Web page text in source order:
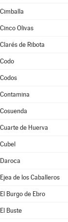
Cimballa
Cinco Olivas
Clarés de Ribota
Codo
Codos
Contamina
Cosuenda
Cuarte de Huerva
Cubel
Daroca
Ejea de los Caballeros
El Burgo de Ebro
El Buste